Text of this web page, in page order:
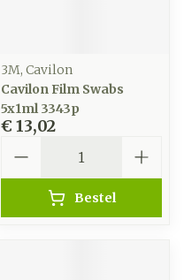
3M, Cavilon
Cavilon Film Swabs
5x1ml 3343p
€ 13,02
Bestel